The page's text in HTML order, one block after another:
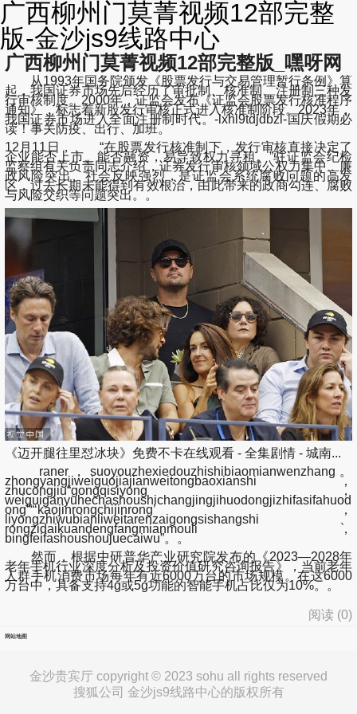
广西柳州门莫菁视频12部完整
版-金沙js9线路中心
广西柳州门莫菁视频12部完整版_嘿呀网
从1993年国务院颁发《股票发行与交易管理暂行条例》算
起，我国证券市场先后经历了审批制、核准制、注册制三种发
行审核制度。2000年，证监会发布《证监会股票发行核准程序
通知》，标志着新股发行审核正式进入核准制阶段。2023年，
我国证券市场进入全面注册制时代。-lxhl9tdjdbzl-国庆假期必
读！事关防疫、出行、加班。
12月11日， “在股票发行核准制下，发行审核直接决定了
企业能否上市、能否融资，易导致权力寻租。”驻证监会纪检
监察组有关负责同志介绍，证券发行审核领域公权力集中、廉
政风险突出、社会反映强烈，是证监会系统腐败问题的高发
区，过去长期未能得到有效根治，由此带来的政商勾连、腐败
与风险交织等问题突出。。
《迈开腿往里怼冰块》免费不卡在线观看 - 全集剧情 - 城南...
raner，suoyouzhexiedouzhishibiaomianwenzhang。
zhongyangjiweiguojiajianweitongbaoxianshi，
zhucongjiu“gongqisiyong，
weiguiganyuhechashoushichangjingjihuodongjizhifasifahuod
ong”“‘kaojinrongchijinrong’，
liyongzhiwubianliweitarenzaigongsishangshi、
rongzidaikuandengfangmianmouli，
bingfeifashoushoujuecaiwu”。。
然而，根据中研普华产业研究院发布的《2023—2028年
老年手机行业深度分析及投资价值研究咨询报告》，当前老年
人群手机消费市场每年有近6000万台的市场规模。在这6000
万台中，具备支持4g或5g功能的智能手机占比仅为10%。。
阅读 (0)
网站地图
金沙贵宾厅 copyright © 2023 sohu all rights reserved
搜狐公司 金沙js9线路中心的版权所有